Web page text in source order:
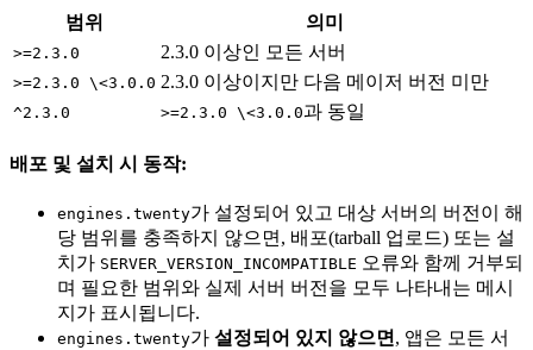
범위 의미
>=2.3.0 2.3.0 이상인 모든 서버
>=2.3.0 \<3.0.0 2.3.0 이상이지만 다음 메이저 버전 미만
^2.3.0 >=2.3.0 \<3.0.0과 동일
배포 및 설치 시 동작:
engines.twenty가 설정되어 있고 대상 서버의 버전이 해
당 범위를 충족하지 않으면, 배포(tarball 업로드) 또는 설
치가 SERVER_VERSION_INCOMPATIBLE 오류와 함께 거부되
며 필요한 범위와 실제 서버 버전을 모두 나타내는 메시
지가 표시됩니다.
engines.twenty가 설정되어 있지 않으면 , 앱은 모든 서